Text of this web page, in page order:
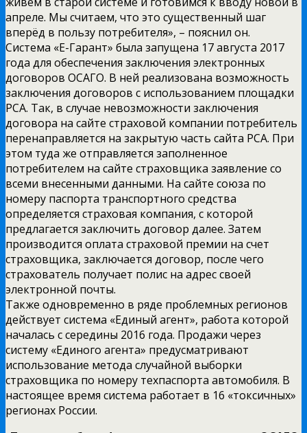
апреле. Мы считаем, что это существенный шаг
вперёд в пользу потребителя», – пояснил он.
Система «Е-Гарант» была запущена 17 августа 2017
года для обеспечения заключения электронных
договоров ОСАГО. В ней реализована возможность
заключения договоров с использованием площадки
РСА. Так, в случае невозможности заключения
договора на сайте страховой компании потребитель
перенаправляется на закрытую часть сайта РСА. При
этом туда же отправляется заполненное
потребителем на сайте страховщика заявление со
всеми внесенными данными. На сайте союза по
номеру паспорта транспортного средства
определяется страховая компания, с которой
предлагается заключить договор далее. Затем
производится оплата страховой премии на счет
страховщика, заключается договор, после чего
страхователь получает полис на адрес своей
электронной почты.
Также одновременно в ряде проблемных регионов
действует система «Единый агент», работа которой
началась с середины 2016 года. Продажи через
систему «Единого агента» предусматривают
использование метода случайной выборки
страховщика по номеру техпаспорта автомобиля. В
настоящее время система работает в 16 «токсичных»
регионах России.